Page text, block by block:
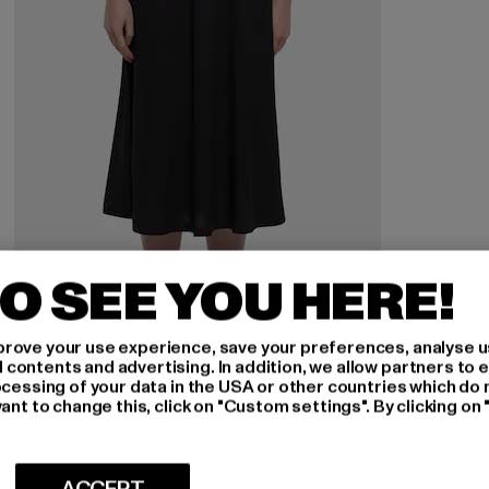
URBAN CLASSICS
SEE YOU HERE!
your use experience, save your preferences, analyse
and advertising. In addition, we allow partners to
of your data in the USA or other countries which do
to change this, click on "Custom settings". By clicking